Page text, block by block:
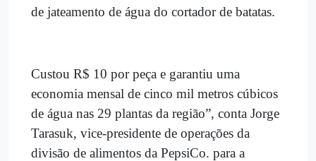
de jateamento de água do cortador de batatas.
Custou R$ 10 por peça e garantiu uma
economia mensal de cinco mil metros cúbicos
de água nas 29 plantas da região”, conta Jorge
Tarasuk, vice-presidente de operações da
divisão de alimentos da PepsiCo. para a